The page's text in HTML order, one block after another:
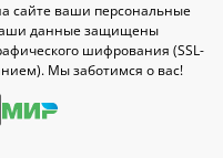
сайте ваши персональные
данные защищены
шифрования (SSL-
Мы заботимся о вас!